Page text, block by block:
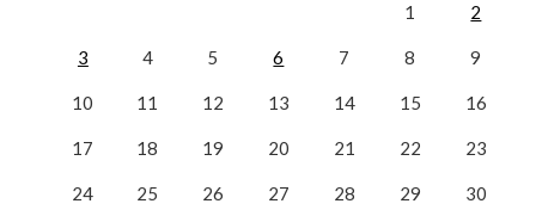
1
2
3 4 5 6 7 8 9
10 11 12 13 14 15 16
17 18 19 20 21 22 23
24 25 26 27 28 29 30